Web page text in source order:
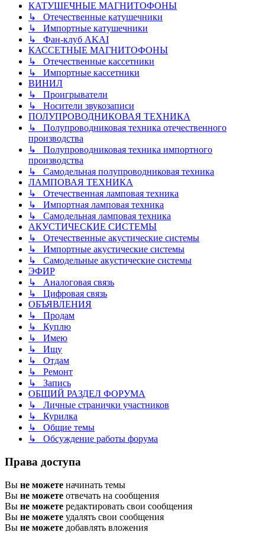
КАТУШЕЧНЫЕ МАГНИТОФОНЫ
↳ Отечественные катушечники
↳ Импортные катушечники
↳ Фан-клуб AKAI
КАССЕТНЫЕ МАГНИТОФОНЫ
↳ Отечественные кассетники
↳ Импортные кассетники
ВИНИЛ
↳ Проигрыватели
↳ Носители звукозаписи
ПОЛУПРОВОДНИКОВАЯ ТЕХНИКА
↳ Полупроводниковая техника отечественного
производства
↳ Полупроводниковая техника импортного
производства
↳ Самодельная полупроводниковая техника
ЛАМПОВАЯ ТЕХНИКА
↳ Отечественная ламповая техника
↳ Импортная ламповая техника
↳ Самодельная ламповая техника
АКУСТИЧЕСКИЕ СИСТЕМЫ
↳ Отечественные акустические системы
↳ Импортные акустические системы
↳ Самодельные акустические системы
ЭФИР
↳ Аналоговая связь
↳ Цифровая связь
ОБЪЯВЛЕНИЯ
↳ Продам
↳ Куплю
↳ Имею
↳ Ищу
↳ Отдам
↳ Ремонт
↳ Запись
ОБЩИЙ РАЗДЕЛ ФОРУМА
↳ Личные странички участников
↳ Курилка
↳ Общие темы
↳ Обсуждение работы форума
Права доступа
Вы не можете начинать темы
Вы не можете отвечать на сообщения
Вы не можете редактировать свои сообщения
Вы не можете удалять свои сообщения
Вы не можете добавлять вложения